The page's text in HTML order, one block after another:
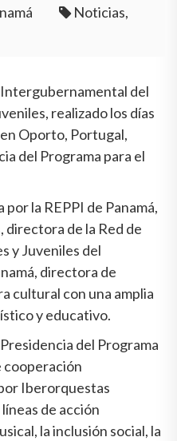
Noticias,
del
realizado los días
Oporto, Portugal,
del Programa para el
la REPPI de Panamá,
directora de la Red de
y Juveniles del
directora de
cultural con una amplia
y educativo.
del Programa
cooperación
Iberorquestas
de acción
la inclusión social, la